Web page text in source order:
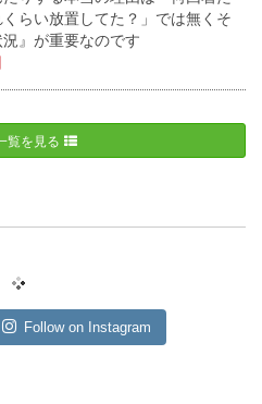
らい放置してた？」では無くそ
』が重要なのです
覧を見る
Follow on Instagram